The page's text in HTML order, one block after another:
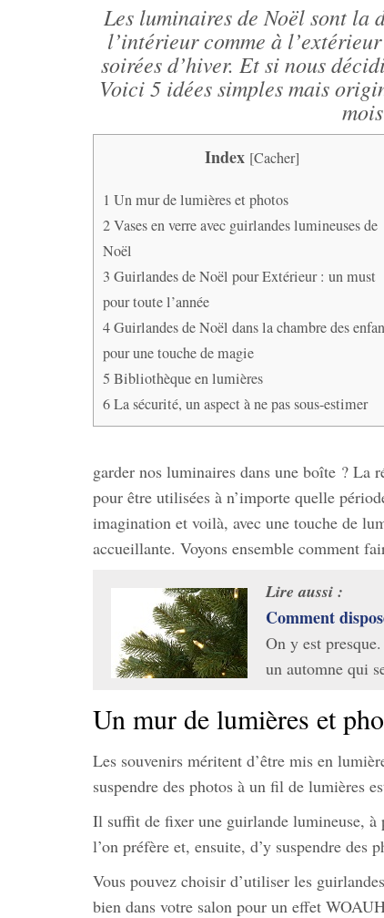
Les luminaires de Noël sont la
l’intérieur comme à
soirées d’hiver. Et si nous
Voici 5 idées simples mais
Index [Cacher]
1 Un mur de lumières et photos
2Vases en verre avec guirlandes lumineuses de
Noël
3 Guirlandes de Noël pour Extérieur : un must
pour toute l’année
4Guirlandes de Noël dans la chambre des
pour une touche de magie
5 Bibliothèque en lumières
6La sécurité, un aspect à ne pas sous-estimer
garder nos luminaires dans une boîte ? La
pour être utilisées à n’importe quelle
imagination et voilà, avec une touche de
accueillante. Voyons ensemble comment
Lire aussi :
Comment
On y est
un automne qui
Un mur de lumières et
Les souvenirs méritent d’être mis en
suspendre des photos à un fil de lumières
Il suffit de fixer une guirlande lumineuse, à
l’on préfère et, ensuite, d’y suspendre des
Vous pouvez choisir d’utiliser les guirlandes
bien dans votre salon pour un effet